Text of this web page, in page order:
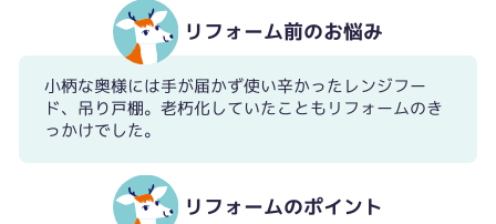
リフォーム前のお悩み
小柄な奥様には手が届かず使い辛かったレンジフー
ド、吊り戸棚。老朽化していたこともリフォームのき
っかけでした。
リフォームのポイント
電動昇降型の吊戸棚で使いにくかった吊戸棚も有効活用できそうです